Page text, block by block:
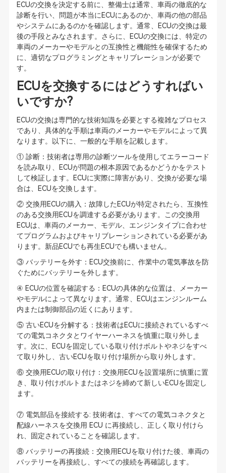
ECUの交換を決定する前に、整備士は通常、車両の徹底的な
診断を行い、問題が本当にECUにあるのか、車両の他の部品
やシステムにあるのかを確認します。通常、ECUの交換は最
後の手段とみなされます。さらに、ECUの交換には、特定の
車両のメーカーやモデルとの互換性と機能性を確保するため
に、適切なプログラミングとキャリブレーションが必要で
す。
ECUを交換するにはどうすればい
いですか?
ECUの交換は専門的な技術知識を必要とする複雑なプロセス
であり、具体的な手順は車両のメーカーやモデルによって異
なります。以下に、一般的な手順を記載します。
① 診断：技術者は専用の診断ツールを使用してエラーコード
を読み取り、ECUが問題の根本原因であるかどうかをテスト
して検証します。ECUに実際に障害があり、交換が必要な場
合は、ECUを交換します。
② 交換用ECUの購入：故障したECUが特定されたら、互換性
のある交換用ECUを調達する必要があります。この交換用
ECUは、車両のメーカー、モデル、エンジンタイプに合わせ
てプログラムおよびキャリブレーションされている必要があ
ります。新品ECUでも再生ECUでも構いません。
③ バッテリーを外す：ECU交換前に、作業中の電気事故を防
ぐためにバッテリーを外します。
④ ECUの位置を確認する：ECUの具体的な位置は、メーカー
やモデルによって異なります。通常、ECUはエンジンルーム
内または制御部品の近くにあります。
⑤ 古いECUを分解する：技術者はECUに接続されているすべ
ての電気コネクタとワイヤーハーネスを慎重に取り外しま
す。次に、ECUを固定している取り付けボルトやネジをすべ
て取り外し、古いECUを取り付け場所から取り外します。
⑥ 交換用ECUの取り付け：交換用ECUを設置場所に慎重に置
き、取り付けボルトまたはネジを締めて新しいECUを固定し
ます。
⑦ 電気部品を接続する: 技術者は、すべての電気コネクタと
配線ハーネスを交換用 ECU に再接続し、正しく取り付けら
れ、固定されていることを確認します。
⑧ バッテリーの再接続：交換用ECUを取り付けた後、車両の
バッテリーを再接続し、すべての接続を再確認します。